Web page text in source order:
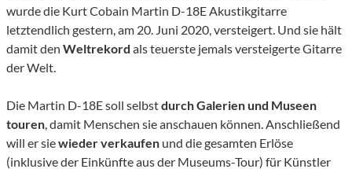
wurde die Kurt Cobain Martin D-18E Akustikgitarre
letztendlich gestern, am 20. Juni 2020, versteigert. Und sie hält
damit den Weltrekord als teuerste jemals versteigerte Gitarre
der Welt.
Die Martin D-18E soll selbstdurch Galerien und Museen
touren , damit Menschen sie anschauen können. Anschließend
will er siewieder verkaufen und die gesamten Erlöse
(inklusive der Einkünfte aus der Museums-Tour) für Künstler